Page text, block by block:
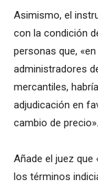
Asimismo, el
con la condición
personas que,
administradores
mercantiles,
adjudicación en
cambio de precio».
Añade el juez que
los términos